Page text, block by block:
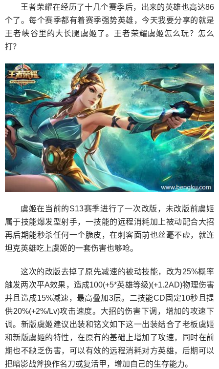
王者荣耀在经历了十几个赛季后，出来的英雄也高达86
个了。每个赛季都有着赛季强势英雄，今天我要分享的就是
王者峡谷里的大长腿虞姬了。王者荣耀虞姬怎么玩？怎么
打？
虞姬在当前的S13赛季进行了一次改版，未改版前虞姬
属于技能爆发型射手，一技能的远程消耗加上被动配合大招
再后期能秒杀任何一个脆皮，在刺客面前也丝毫不虚，就连
坦克英雄吃上虞姬的一套伤害也够呛。
这次的改版去掉了原先减速的被动技能，改为25%概率
触发两次平A效果，造成100(+5*英雄等级)(+1.2AD)物理伤害
并且造成15%减速，最高叠加3层。二技能CD固定10秒且提
供20%(+2%/Lv)攻击速度。大招的伤害下调，增加的攻速下
调。新版虞姬建议出装和铭文如下这一出装结合了老板虞姬
和新版虞姬的特性，在原有的基础上增加了攻速，同时在前
期也不缺乏伤害，可以有效的远程消耗对方英雄，后期可以
把暗影战斧换作名刀或复活甲，增加自己的生存能力。